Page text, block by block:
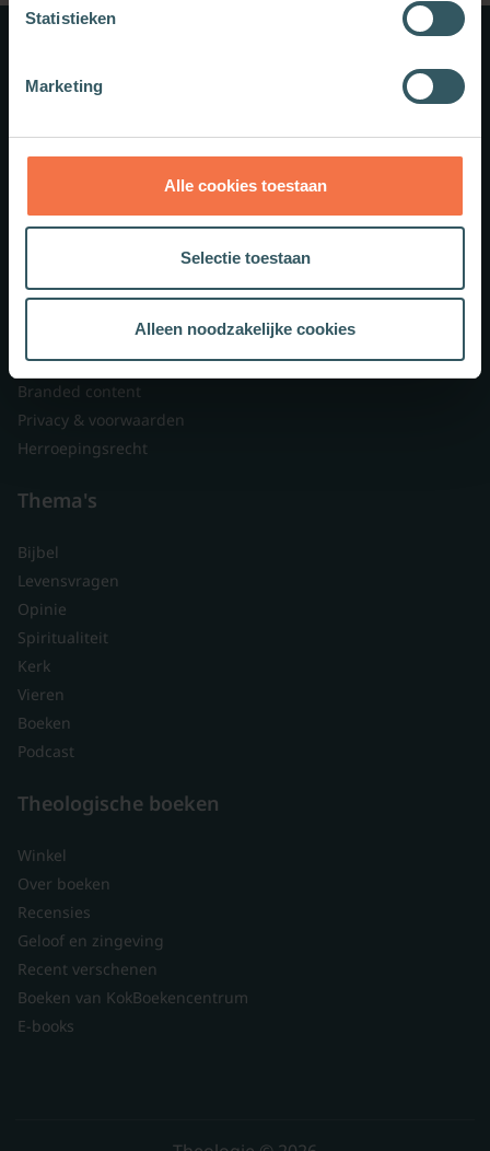
Statistieken
Marketing
Alle cookies toestaan
Selectie toestaan
Alleen noodzakelijke cookies
Nieuwsbrieven
Veelgestelde vragen
Contact
Branded content
Privacy & voorwaarden
Herroepingsrecht
Thema's
Bijbel
Levensvragen
Opinie
Spiritualiteit
Kerk
Vieren
Boeken
Podcast
Theologische boeken
Winkel
Over boeken
Recensies
Geloof en zingeving
Recent verschenen
Boeken van KokBoekencentrum
E-books